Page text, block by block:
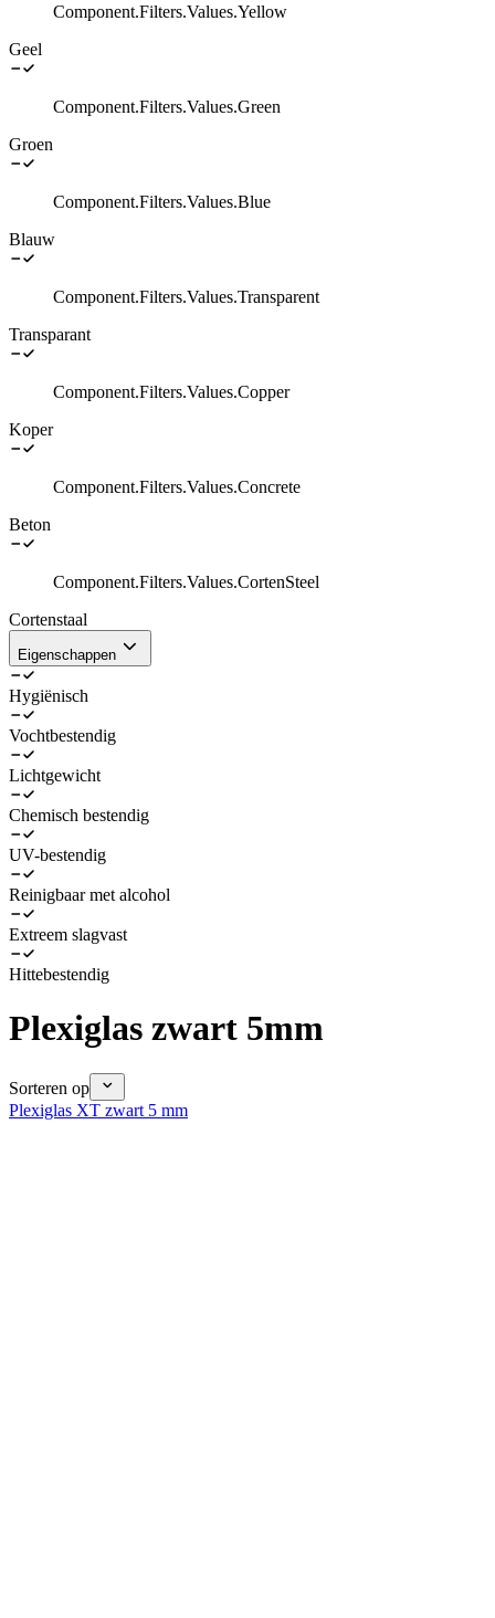
Component.Filters.Values.Yellow
Geel
Component.Filters.Values.Green
Groen
Component.Filters.Values.Blue
Blauw
Component.Filters.Values.Transparent
Transparant
Component.Filters.Values.Copper
Koper
Component.Filters.Values.Concrete
Beton
Component.Filters.Values.CortenSteel
Cortenstaal
Eigenschappen
Hygiënisch
Vochtbestendig
Lichtgewicht
Chemisch bestendig
UV-bestendig
Reinigbaar met alcohol
Extreem slagvast
Hittebestendig
Plexiglas zwart 5mm
Sorteren op
Plexiglas XT zwart 5 mm